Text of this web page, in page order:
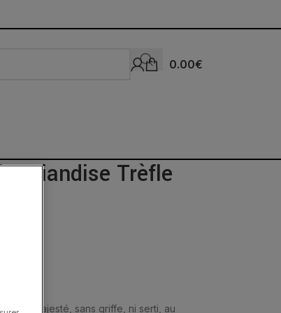
0.00€
Friandise Trèfle
en majesté, sans griffe, ni serti, au